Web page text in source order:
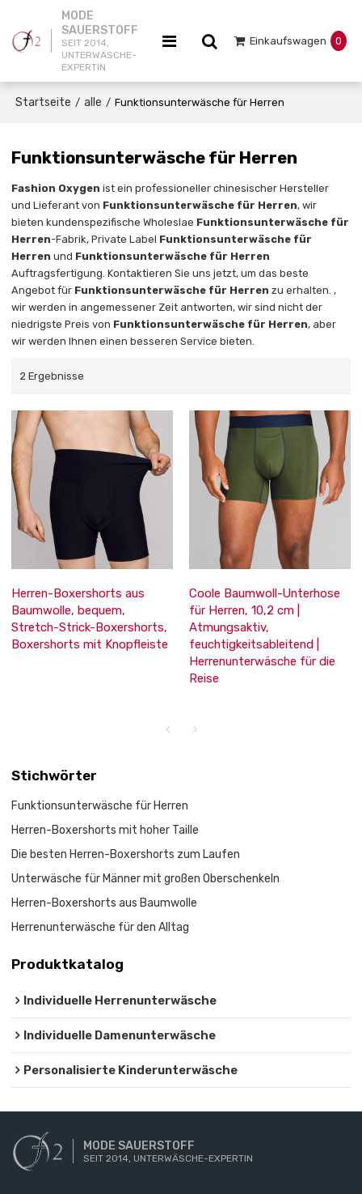
MODE
SAUERSTOFF
SEIT 2014,
UNTERWÄSCHE-
EXPERTIN
Einkaufswagen 0
Startseite / alle / Funktionsunterwäsche für Herren
Funktionsunterwäsche für Herren
Fashion Oxygen ist ein professioneller chinesischer Hersteller
und Lieferant von Funktionsunterwäsche für Herren, wir
bieten kundenspezifische Wholeslae Funktionsunterwäsche für
Herren-Fabrik, Private Label Funktionsunterwäsche für
Herren und Funktionsunterwäsche für Herren
Auftragsfertigung. Kontaktieren Sie uns jetzt, um das beste
Angebot für Funktionsunterwäsche für Herren zu erhalten. ,
wir werden in angemessener Zeit antworten, wir sind nicht der
niedrigste Preis von Funktionsunterwäsche für Herren, aber
wir werden Ihnen einen besseren Service bieten.
2 Ergebnisse
Herren-Boxershorts aus
Baumwolle, bequem,
Stretch-Strick-Boxershorts,
Boxershorts mit Knopfleiste
Coole Baumwoll-Unterhose
für Herren, 10,2 cm |
Atmungsaktiv,
feuchtigkeitsableitend |
Herrenunterwäsche für die
Reise
Stichwörter
Funktionsunterwäsche für Herren
Herren-Boxershorts mit hoher Taille
Die besten Herren-Boxershorts zum Laufen
Unterwäsche für Männer mit großen Oberschenkeln
Herren-Boxershorts aus Baumwolle
Herrenunterwäsche für den Alltag
Produktkatalog
Individuelle Herrenunterwäsche
Individuelle Damenunterwäsche
Personalisierte Kinderunterwäsche
MODE SAUERSTOFF
SEIT 2014, UNTERWÄSCHE-EXPERTIN